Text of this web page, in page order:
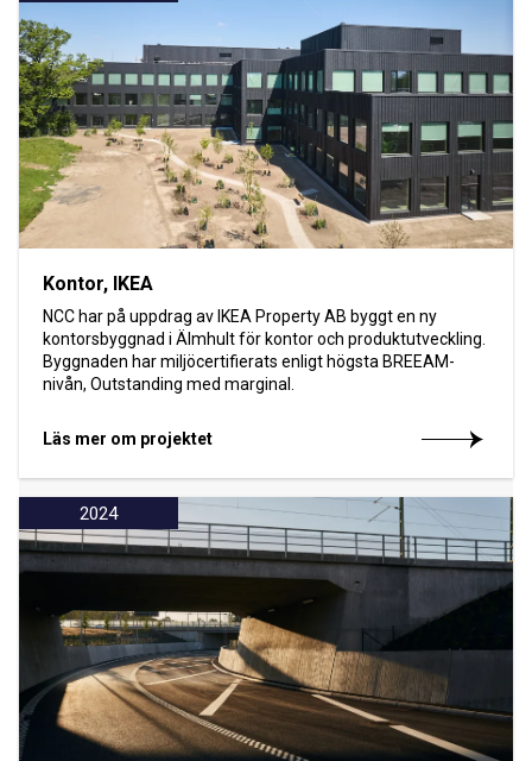
Kontor, IKEA
NCC har på uppdrag av IKEA Property AB byggt en ny
kontorsbyggnad i Älmhult för kontor och produktutveckling.
Byggnaden har miljöcertifierats enligt högsta BREEAM-
nivån, Outstanding med marginal.
Läs mer om projektet
2024